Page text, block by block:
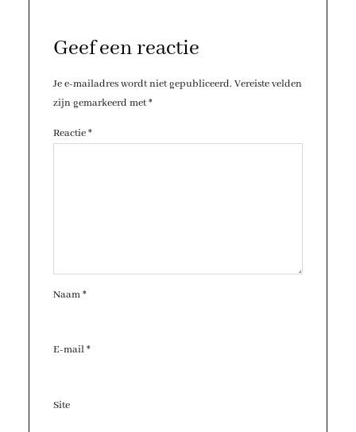
Geef een reactie
Je e-mailadres wordt niet gepubliceerd. Vereiste velden
zijn gemarkeerd met*
Reactie*
Naam*
E-mail*
Site